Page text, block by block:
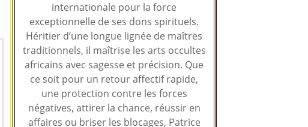
internationale pour la force
exceptionnelle de ses dons spirituels.
Héritier d’une longue lignée de maîtres
traditionnels, il maîtrise les arts occultes
africains avec sagesse et précision. Que
ce soit pour un retour affectif rapide,
une protection contre les forces
négatives, attirer la chance, réussir en
affaires ou briser les blocages, Patrice